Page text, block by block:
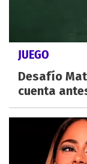
JUEGO
Desafío
cuenta